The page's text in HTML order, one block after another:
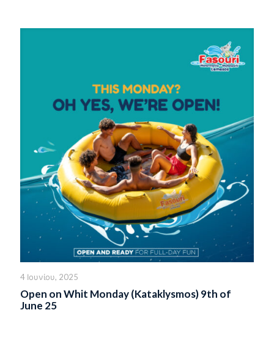
4 Ιουνίου, 2025
Open on Whit Monday (Kataklysmos) 9th of
June 25